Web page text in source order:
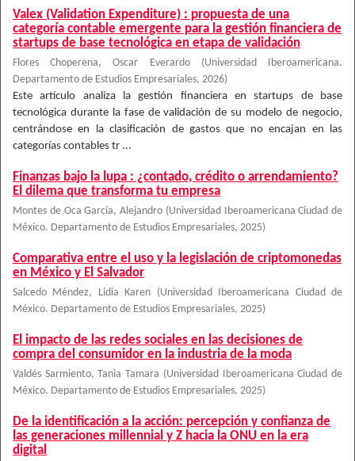
Valex (Validation Expenditure) : propuesta de una
categoría contable emergente para la gestión financiera de
startups de base tecnológica en etapa de validación
Flores Choperena, Oscar Everardo (Universidad Iberoamericana.
Departamento de Estudios Empresariales, 2026)
Este artículo analiza la gestión financiera en startups de base
tecnológica durante la fase de validación de su modelo de negocio,
centrándose en la clasificación de gastos que no encajan en las
categorías contables tr ...
Finanzas bajo la lupa : ¿contado, crédito o arrendamiento?
El dilema que transforma tu empresa
Montes de Oca García, Alejandro (Universidad Iberoamericana Ciudad de
México. Departamento de Estudios Empresariales, 2025)
Comparativa entre el uso y la legislación de criptomonedas
en México y El Salvador
Salcedo Méndez, Lidia Karen (Universidad Iberoamericana Ciudad de
México. Departamento de Estudios Empresariales, 2025)
El impacto de las redes sociales en las decisiones de
compra del consumidor en la industria de la moda
Valdés Sarmiento, Tania Tamara (Universidad Iberoamericana Ciudad de
México. Departamento de Estudios Empresariales, 2025)
De la identificación a la acción: percepción y confianza de
las generaciones millennial y Z hacia la ONU en la era
digital